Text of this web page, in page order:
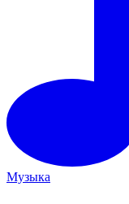
Музыка